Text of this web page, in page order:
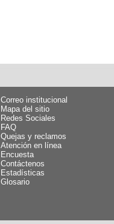
Correo institucional
Mapa del sitio
Redes Sociales
FAQ
Quejas y reclamos
Atención en línea
Encuesta
Contáctenos
Estadísticas
Glosario